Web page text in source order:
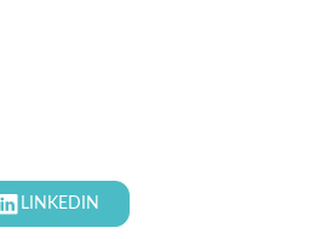
LINKEDIN